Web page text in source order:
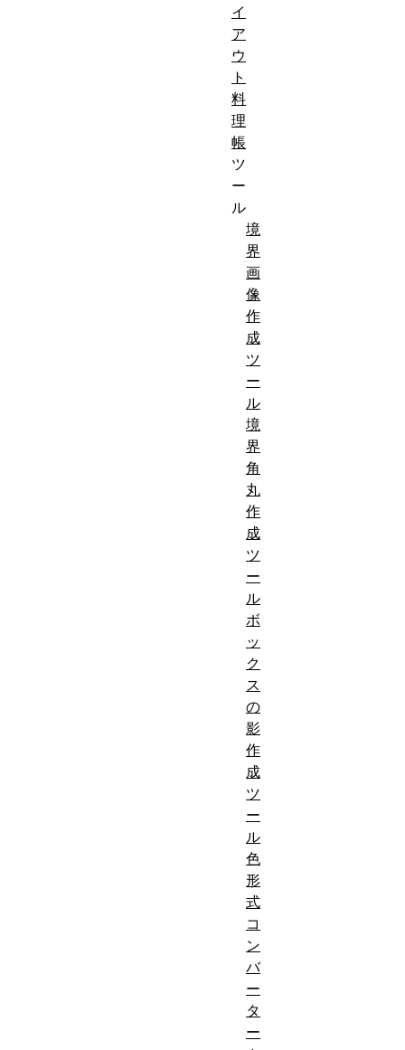
イ
ア
ウ
ト
料
理
帳
ツ
ー
ル
境
界
画
像
作
成
ツ
ー
ル
境
界
角
丸
作
成
ツ
ー
ル
ボ
ッ
ク
ス
の
影
作
成
ツ
ー
ル
色
形
式
コ
ン
バ
ー
タ
ー